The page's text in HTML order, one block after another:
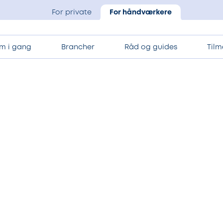
For private For håndværkere
i gang Brancher Råd og guides